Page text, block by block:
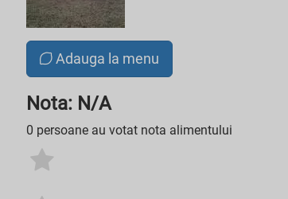
Adauga la menu
Nota: N/A
0 persoane au votat nota alimentului